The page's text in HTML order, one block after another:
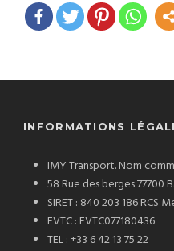
INFORMATIONS
IMY Transport. Nom
58 Rue des berges 77700
SIRET : 840 203 186 RCS
EVTC : EVTC077180436
TEL : +33 6 42 13 75 22